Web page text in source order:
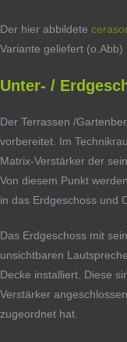
Der hier abbildete
Variante geliefert (o.Abb)
Unter- /
Der Terrassen /
vorbereitet. Im
Matrix-Verstärker der
Von diesem Punkt
in das Erdgeschoss und
Das Erdgeschoss mit
unsichtbaren
Decke installiert. Diese
Verstärker
zugeordnet hat.